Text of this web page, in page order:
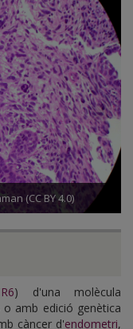
(CC BY 4.0)
) d'una molècula
amb edició genètica
càncer d'endometri,